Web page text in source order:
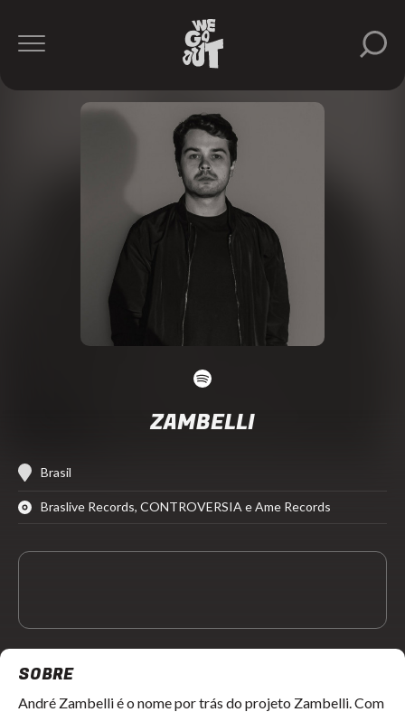
ZAMBELLI
Brasil
Braslive Records, CONTROVERSIA e Ame Records
SOBRE
André Zambelli é o nome por trás do projeto Zambelli. Com